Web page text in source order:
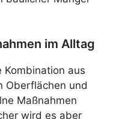
im Alltag
Kombination aus
Oberflächen und
Maßnahmen
wird es aber